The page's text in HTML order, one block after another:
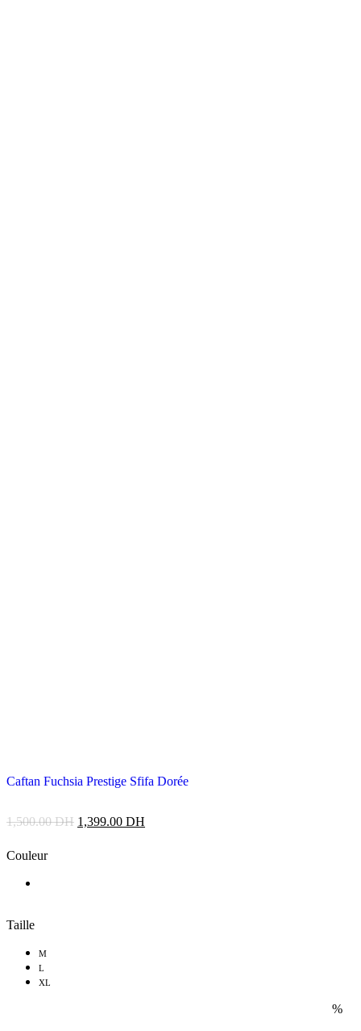
Caftan Fuchsia Prestige Sfifa Dorée
1,500.00DH 1,399.00 DH
Couleur
Taille
M
L
XL
%